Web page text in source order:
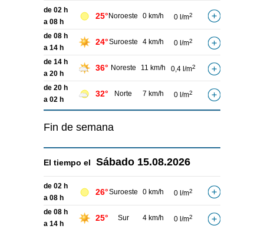
de 02 h
a 08 h
25° Noroeste 0 km/h 0 l/m2
de 08 h
a 14 h
24°Suroeste 4 km/h 0 l/m2
de 14 h
a 20 h
36° Noreste 11 km/h 0,4 l/m2
de 20 h
a 02 h
32° Norte 7 km/h 0 l/m2
Fin de semana
El tiempo el Sábado 15.08.2026
de 02 h
a 08 h
26°Suroeste 0 km/h 0 l/m2
de 08 h
a 14 h
25° Sur 4 km/h 0 l/m2